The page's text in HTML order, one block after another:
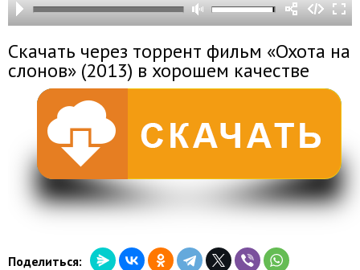
Скачать через торрент фильм «Охота на
слонов» (2013) в хорошем качестве
Поделиться: